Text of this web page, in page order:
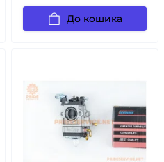
До кошика